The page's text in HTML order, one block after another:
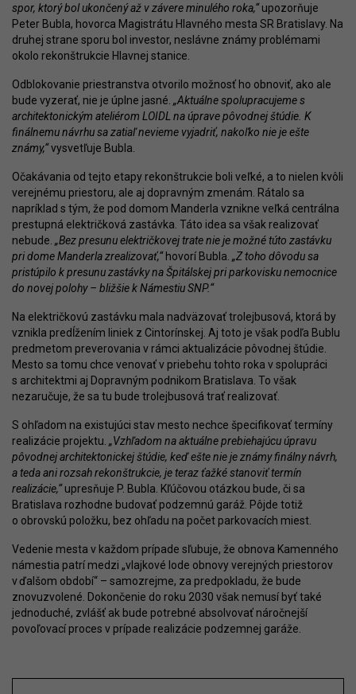
spor, ktorý bol ukončený až v závere minulého roka,“upozorňuje
Peter Bubla, hovorca Magistrátu Hlavného mesta SR Bratislavy. Na
druhej strane sporu bol investor, neslávne známy problémami
okolo rekonštrukcie Hlavnej stanice.
Odblokovanie priestranstva otvorilo možnosť ho obnoviť, ako ale
bude vyzerať, nie je úplne jasné. „Aktuálne spolupracujeme s
architektonickým ateliérom LOIDL na úprave pôvodnej štúdie. K
finálnemu návrhu sa zatiaľ nevieme vyjadriť, nakoľko nie je ešte
známy,“vysvetľuje Bubla.
Očakávania od tejto etapy rekonštrukcie boli veľké, a to nielen kvôli
verejnému priestoru, ale aj dopravným zmenám. Rátalo sa
napríklad s tým, že pod domom Manderla vznikne veľká centrálna
prestupná električková zastávka. Táto idea sa však realizovať
nebude. „Bez presunu električkovej trate nie je možné túto zastávku
pri dome Manderla zrealizovať,“hovorí Bubla. „Z toho dôvodu sa
pristúpilo k presunu zastávky na Špitálskej pri parkovisku nemocnice
do novej polohy – bližšie k Námestiu SNP.“
Na električkovú zastávku mala nadväzovať trolejbusová, ktorá by
vznikla predĺžením liniek z Cintorínskej. Aj toto je však podľa Bublu
predmetom preverovania v rámci aktualizácie pôvodnej štúdie.
Mesto sa tomu chce venovať v priebehu tohto roka v spolupráci
s architektmi aj Dopravným podnikom Bratislava. To však
nezaručuje, že sa tu bude trolejbusová trať realizovať.
S ohľadom na existujúci stav mesto nechce špecifikovať termíny
realizácie projektu. „Vzhľadom na aktuálne prebiehajúcu úpravu
pôvodnej architektonickej štúdie, keď ešte nie je známy finálny návrh,
a teda ani rozsah rekonštrukcie, je teraz ťažké stanoviť termín
realizácie,“upresňuje P. Bubla. Kľúčovou otázkou bude, či sa
Bratislava rozhodne budovať podzemnú garáž. Pôjde totiž
o obrovskú položku, bez ohľadu na počet parkovacích miest.
Vedenie mesta v každom prípade sľubuje, že obnova Kamenného
námestia patrí medzi „vlajkové lode obnovy verejných priestorov
v ďalšom období“ – samozrejme, za predpokladu, že bude
znovuzvolené. Dokončenie do roku 2030 však nemusí byť také
jednoduché, zvlášť ak bude potrebné absolvovať náročnejší
povoľovací proces v prípade realizácie podzemnej garáže.